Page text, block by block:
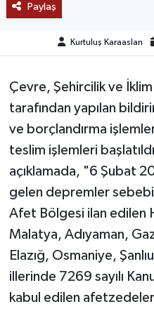
Paylaş
Kurtuluş Karaaslan
Çevre, Şehircilik ve İklim
tarafından yapılan
ve borçlandırma
teslim işlemleri
açıklamada, "6 Şubat
gelen depremler
Afet Bölgesi ilan edilen
Malatya, Adıyaman,
Elazığ, Osmaniye,
illerinde 7269 sayılı
kabul edilen
TREND
MEDYA
OTOMOTİV
TEKNOLOJİ
YAŞAM
KÜLTÜR SANAT